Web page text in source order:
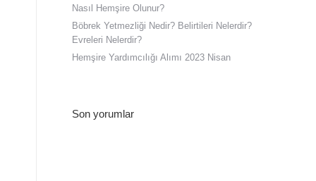
Nasıl Hemşire Olunur?
Böbrek Yetmezliği Nedir? Belirtileri Nelerdir?
Evreleri Nelerdir?
Hemşire Yardımcılığı Alımı 2023 Nisan
Son yorumlar